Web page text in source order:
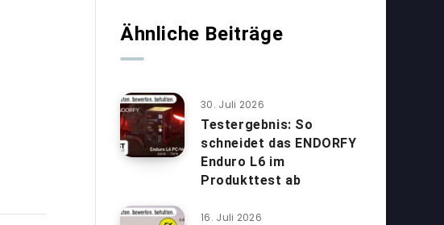
Ähnliche Beiträge
30. Juli 2026
Testergebnis: So
schneidet das ENDORFY
Enduro L6 im
Produkttest ab
16. Juli 2026